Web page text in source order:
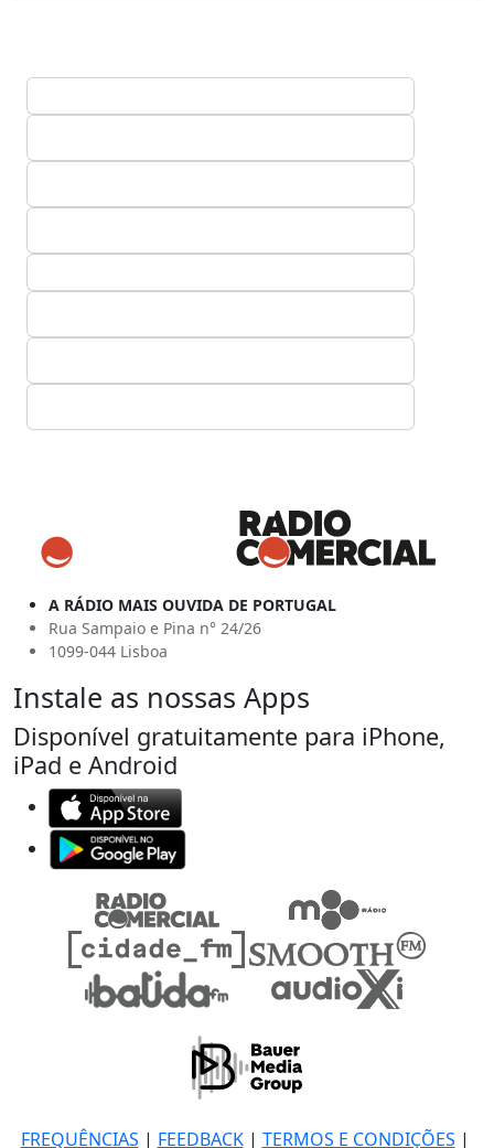
A RÁDIO MAIS OUVIDA DE PORTUGAL
Rua Sampaio e Pina n° 24/26
1099-044 Lisboa
Instale as nossas Apps
Disponível gratuitamente para iPhone,
iPad e Android
FREQUÊNCIAS | FEEDBACK| TERMOS E CONDIÇÕES |